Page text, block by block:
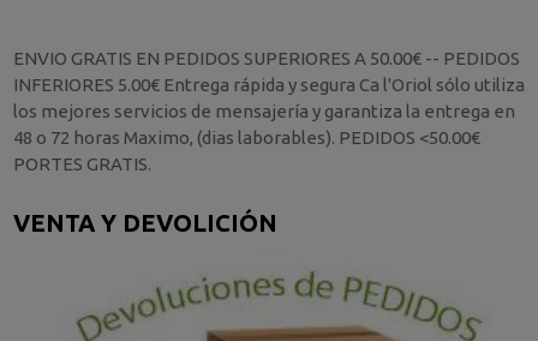
ENVIO GRATIS EN PEDIDOS SUPERIORES A 50.00€ -- PEDIDOS
INFERIORES 5.00€ Entrega rápida y segura Ca l'Oriol sólo utiliza
los mejores servicios de mensajería y garantiza la entrega en
48 o 72 horas Maximo, (dias laborables). PEDIDOS <50.00€
PORTES GRATIS.
VENTA Y DEVOLICIÓN